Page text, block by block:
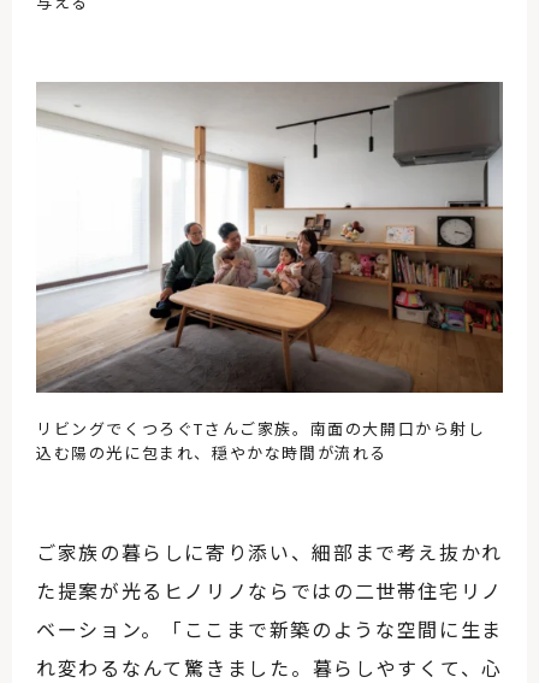
リビングでくつろぐTさんご家族。南面の大開口から射し
込む陽の光に包まれ、穏やかな時間が流れる
ご家族の暮らしに寄り添い、細部まで考え抜かれ
た提案が光るヒノリノならではの二世帯住宅リノ
ベーション。「ここまで新築のような空間に生ま
れ変わるなんて驚きました。暮らしやすくて、心